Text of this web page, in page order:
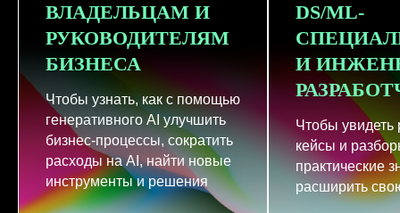
ВЛАДЕЛЬЦАМ И
РУКОВОДИТЕЛЯМ
БИЗНЕСА
Чтобы узнать, как с помощью
генеративного AI улучшить
бизнес-процессы, сократить
расходы на AI, найти новые
инструменты и решения
DS/ML-
И
Чтобы увидеть
кейсы и
практические
расширить